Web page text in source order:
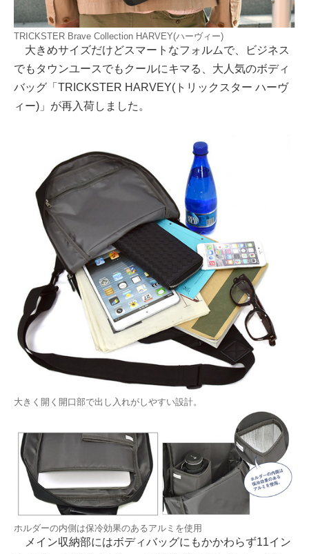
TRICKSTER Brave Collection HARVEY(ハーヴィー)
大きめサイズだけどスマートなフォルムで、ビジネス
でもタウンユースでもクールにキマる、大人気のボディ
バッグ「TRICKSTER HARVEY(トリックスター ハーヴ
ィー)」が再入荷しました。
大きく開く開口部で出し入れがしやすい設計。
ホルダーの内側は保冷効果のあるアルミを使用
メイン収納部にはボディバッグにもかかわらず11イン